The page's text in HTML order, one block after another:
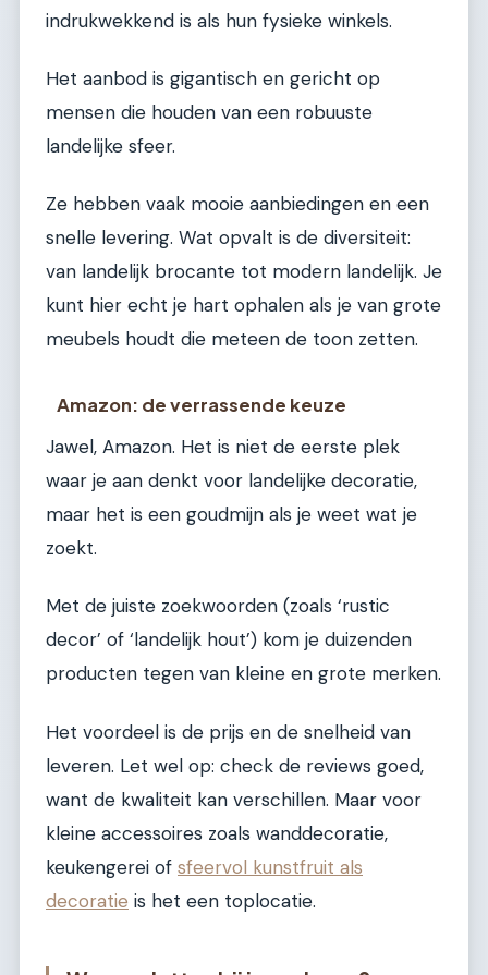
indrukwekkend is als hun fysieke winkels.
Het aanbod is gigantisch en gericht op
mensen die houden van een robuuste
landelijke sfeer.
Ze hebben vaak mooie aanbiedingen en een
snelle levering. Wat opvalt is de diversiteit:
van landelijk brocante tot modern landelijk. Je
kunt hier echt je hart ophalen als je van grote
meubels houdt die meteen de toon zetten.
Amazon: de verrassende keuze
Jawel, Amazon. Het is niet de eerste plek
waar je aan denkt voor landelijke decoratie,
maar het is een goudmijn als je weet wat je
zoekt.
Met de juiste zoekwoorden (zoals ‘rustic
decor’ of ‘landelijk hout’) kom je duizenden
producten tegen van kleine en grote merken.
Het voordeel is de prijs en de snelheid van
leveren. Let wel op: check de reviews goed,
want de kwaliteit kan verschillen. Maar voor
kleine accessoires zoals wanddecoratie,
keukengerei of sfeervol kunstfruit als
decoratie is het een toplocatie.